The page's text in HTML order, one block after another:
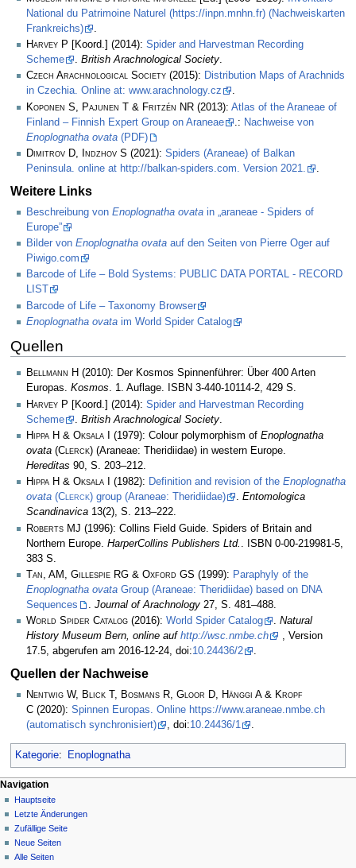
National du Patrimoine Naturel (https://inpn.mnhn.fr) (Nachweiskarten
Frankreichs)
.
Harvey P [Koord.] (2014): Spider and Harvestman Recording
Scheme
. British Arachnological Society.
Czech Arachnological Society (2015): Distribution Maps of Arachnids
in Czechia. Online at: www.arachnology.cz
.
Koponen S, Pajunen T & Fritzén NR (2013): Atlas of the Araneae of
Finland – Finnish Expert Group on Araneae
.: Nachweise von
Enoplognatha ovata (PDF)
Dimitrov D, Indzhov S (2021): Spiders (Araneae) of Balkan
Peninsula. online at http://balkan-spiders.com. Version 2021.
.
Weitere Links
Beschreibung von Enoplognatha ovata in „araneae - Spiders of
Europe”
Bilder von Enoplognatha ovata auf den Seiten von Pierre Oger auf
Piwigo.com
Barcode of Life – Bold Systems: PUBLIC DATA PORTAL - RECORD
LIST
Barcode of Life – Taxonomy Browser
Enoplognatha ovata im World Spider Catalog
Quellen
Bellmann H (2010): Der Kosmos Spinnenführer: Über 400 Arten
Europas. Kosmos. 1. Auflage. ISBN 3-440-10114-2, 429 S.
Harvey P [Koord.] (2014): Spider and Harvestman Recording
Scheme
British Arachnological Society
Hippa H & Oksala I
(1979): Colour polymorphism of Enoplognatha
ovata (Clerck) (Araneae: Theridiidae) in western Europe.
Hereditas 90, S. 203–212.
Hippa H & Oksala I
(1982): Definition and revision of the Enoplognatha
ovata (Clerck) group (Araneae: Theridiidae) . Entomologica
Scandinavica 13(2), S. 213–222.
Roberts MJ (1996): Collins Field Guide. Spiders of Britain and
Northern Europe. HarperCollins Publishers Ltd.
. ISBN 0-00-219981-5,
383 S.
Tan, AM, Gillespie RG & Oxford GS (1999): Paraphyly of the
Enoplognatha ovata Group (Araneae: Theridiidae) based on DNA
Sequences
Journal of Arachnology 27, S. 481–488.
World Spider Catalog (2016): World Spider Catalog . Natural
History Museum Bern, online auf http://wsc.nmbe.ch
, Version
17.5, abgerufen am 2016-12-24, doi:10.24436/2 .
Quellen der Nachweise
Nentwig W, Blick T, Bosmans R, Gloor D, Hänggi A & Kropf
C (2020): Spinnen Europas. Online https://www.araneae.nmbe.ch
(automatisch synchronisiert)
, doi:10.24436/1 .
Kategorie: Enoplognatha
Navigation
Hauptseite
Letzte Änderungen
Zufällige Seite
Neue Seiten
Alle Seiten